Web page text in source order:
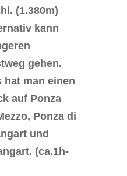
(1.380m)
kann
gehen.
hat man einen
auf Ponza
Ponza di
und
(ca.1h-